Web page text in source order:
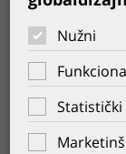
Nužni
Statistički